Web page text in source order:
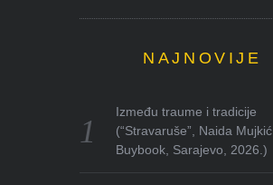
NAJNOVIJE
Između traume i tradicije
(“Stravaruše”, Naida Mujkić,
Buybook, Sarajevo, 2026.)